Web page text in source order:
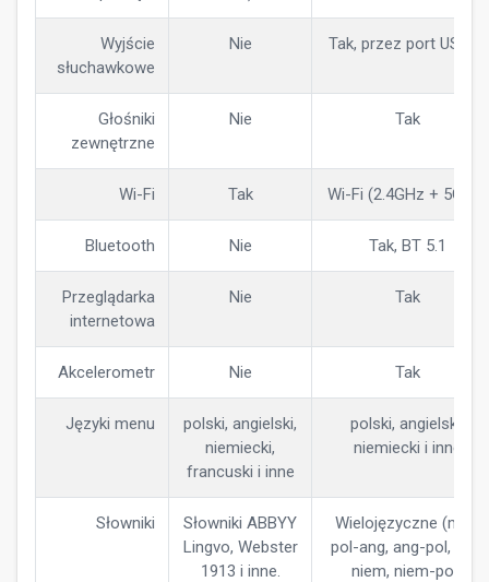
Wyjście
słuchawkowe
Nie Tak, przez port USB-C
Głośniki
zewnętrzne
Nie Tak
Wi-Fi Tak Wi-Fi (2.4GHz + 5GHz)
Bluetooth Nie Tak, BT 5.1
Przeglądarka
internetowa
Nie Tak
Akcelerometr Nie Tak
Języki menu
polski, angielski,
niemiecki,
francuski i inne
polski, angielski,
niemiecki i inne
Słowniki
Słowniki ABBYY
Lingvo, Webster
1913 i inne.
Wielojęzyczne (m.in.
pol-ang, ang-pol, pol-
niem, niem-pol)